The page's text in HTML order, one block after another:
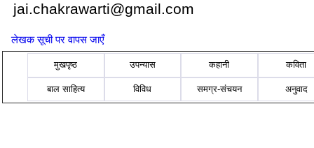
jai.chakrawarti@gmail.com
लेखक सूची पर वापस जाएँ
मुखपृष्ठ उपन्यास कहानी कविता
बाल साहित्य विविध समग्र-संचयन अनुवाद